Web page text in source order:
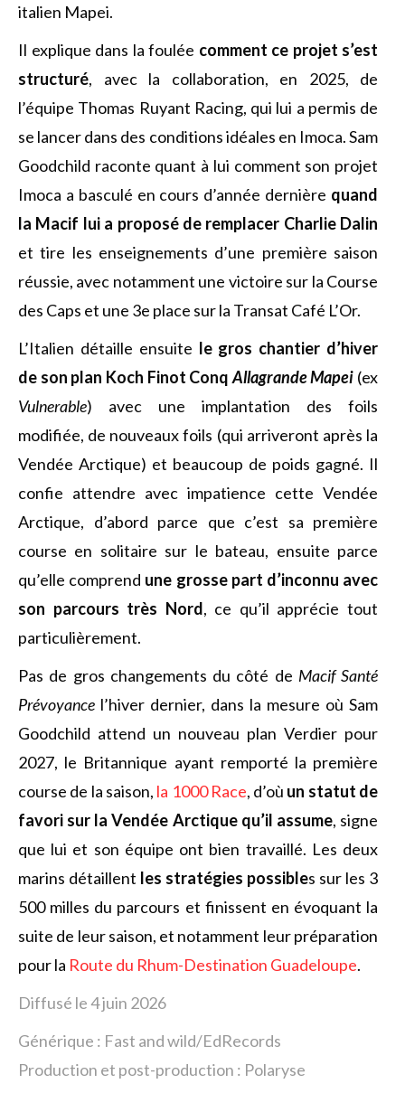
italien Mapei.
Il explique dans la foulée comment ce projet s’est
structuré, avec la collaboration, en 2025, de
l’équipe Thomas Ruyant Racing, qui lui a permis de
se lancer dans des conditions idéales en Imoca. Sam
Goodchild raconte quant à lui comment son projet
Imoca a basculé en cours d’année dernière quand
la Macif lui a proposé de remplacer Charlie Dalin
et tire les enseignements d’une première saison
réussie, avec notamment une victoire sur la Course
des Caps et une 3e place sur la Transat Café L’Or.
L’Italien détaille ensuite le gros chantier d’hiver
de son plan Koch Finot Conq Allagrande Mapei (ex
Vulnerable) avec une implantation des foils
modifiée, de nouveaux foils (qui arriveront après la
Vendée Arctique) et beaucoup de poids gagné. Il
confie attendre avec impatience cette Vendée
Arctique, d’abord parce que c’est sa première
course en solitaire sur le bateau, ensuite parce
qu’elle comprend une grosse part d’inconnu avec
son parcours très Nord, ce qu’il apprécie tout
particulièrement.
Pas de gros changements du côté de Macif Santé
Prévoyance l’hiver dernier, dans la mesure où Sam
Goodchild attend un nouveau plan Verdier pour
2027, le Britannique ayant remporté la première
course de la saison, la 1000 Race, d’où un statut de
favori sur la Vendée Arctique qu’il assume, signe
que lui et son équipe ont bien travaillé. Les deux
marins détaillent les stratégies possibles sur les 3
500 milles du parcours et finissent en évoquant la
suite de leur saison, et notamment leur préparation
pour la Route du Rhum-Destination Guadeloupe.
Diffusé le 4 juin 2026
Générique : Fast and wild/EdRecords
Production et post-production : Polaryse